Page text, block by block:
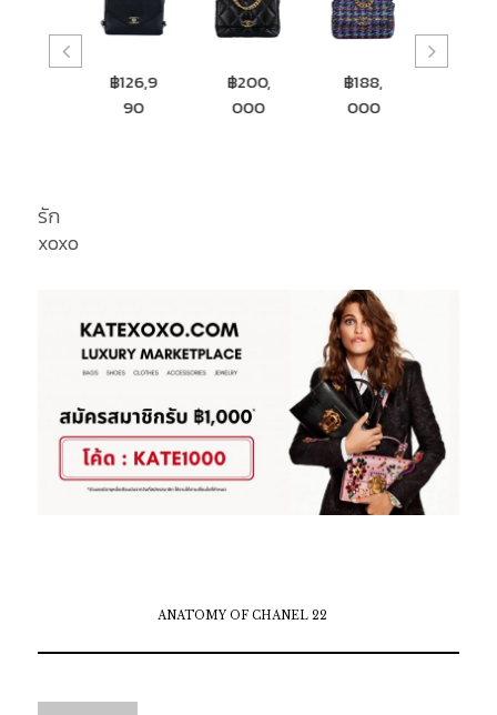
฿200,
000
฿188,
000
฿265,
000
รัก
xoxo
ANATOMY OF CHANEL 22